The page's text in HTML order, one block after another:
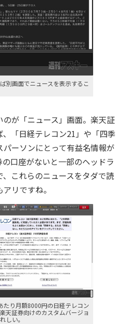
別画面でニュースを表示するこ
が「ニュース」画面。楽天証
「日経テレコン21」や「四季
ーソンにとって有益名情報が
口座がないと一部のヘッドラ
これらのニュースをタダで読
リですね。
たり月額8000円の日経テレコン
天証券向けのカスタムバージョ
しい。